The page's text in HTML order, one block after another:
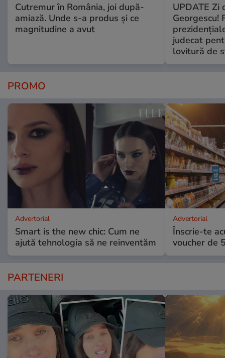
Cutremur în România, joi după-
amiază. Unde s-a produs și ce
magnitudine a avut
UPDATE Zi
Georgescu!
judecat
lovitură de
PROMO
Advertorial
Smart is the new chic: Cum ne
ajută tehnologia să ne reinventăm
Advertorial
Înscrie-te
voucher de
PARTENERI